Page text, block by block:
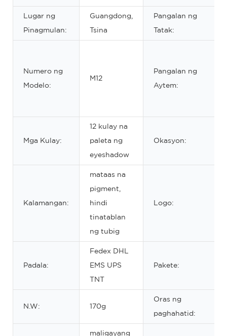
Lugar ng
Pinagmulan:
Guangdong,
Tsina
Pangalan ng
Tatak:
Numero ng
Modelo:
M12
Pangalan ng
Aytem:
Mga Kulay:
12 kulay na
paleta ng
eyeshadow
Okasyon:
Kalamangan:
mataas na
pigment,
hindi
tinatablan
ng tubig
Logo:
Padala:
Fedex DHL
EMS UPS
TNT
Pakete:
N.W: 170g
Oras ng
paghahatid:
maligayang